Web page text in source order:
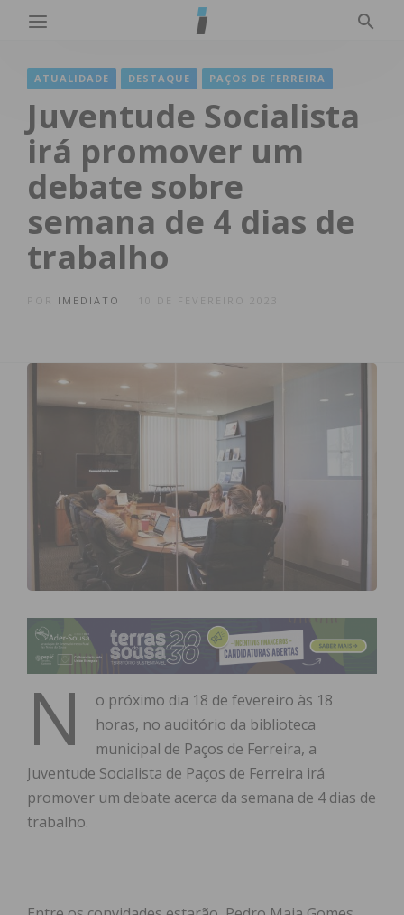
ATUALIDADE DESTAQUE PAÇOS DE FERREIRA
Juventude Socialista
irá promover um
debate sobre
semana de 4 dias de
trabalho
IMEDIATO
N
o próximo dia 18 de fevereiro às 18
horas, no auditório da biblioteca
municipal de Paços de Ferreira, a
Juventude Socialista de Paços de Ferreira irá
promover um debate acerca da semana de 4 dias de
trabalho.